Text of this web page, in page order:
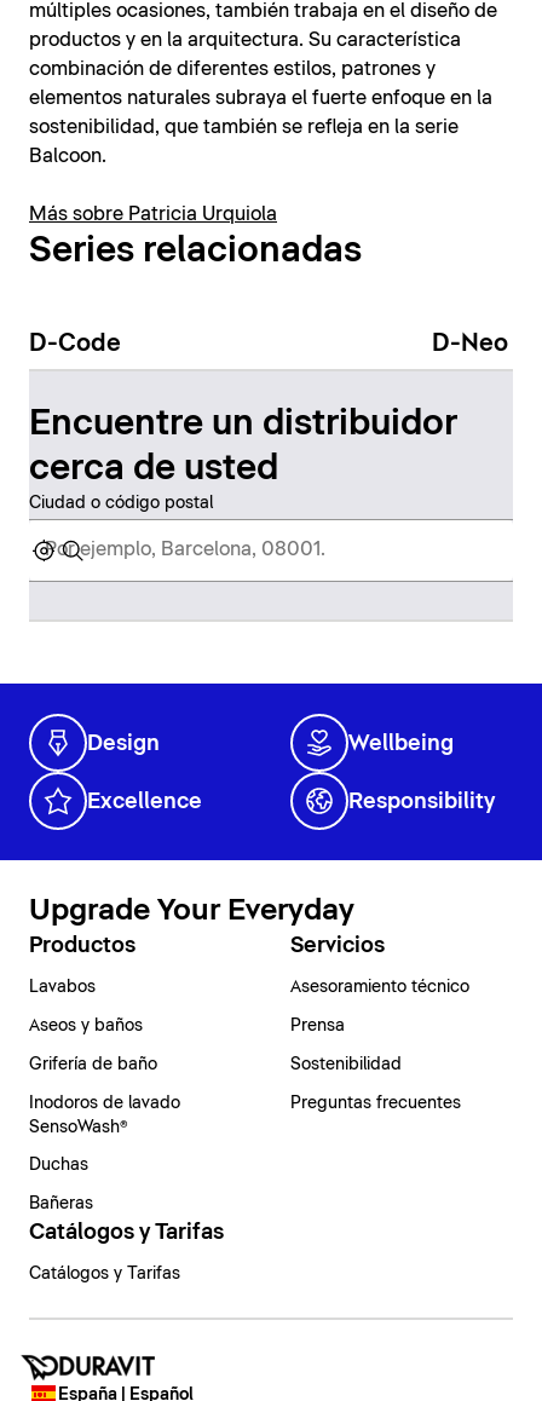
múltiples ocasiones, también trabaja en el diseño de
productos y en la arquitectura. Su característica
combinación de diferentes estilos, patrones y
elementos naturales subraya el fuerte enfoque en la
sostenibilidad, que también se refleja en la serie
Balcoon.
Más sobre Patricia Urquiola
Series relacionadas
D-Code D-Neo
Encuentre un distribuidor
cerca de usted
Ciudad o código postal
Design Wellbeing
Excellence Responsibility
Upgrade Your Everyday
Productos
Lavabos
Aseos y baños
Grifería de baño
Inodoros de lavado
SensoWash®
Duchas
Bañeras
Servicios
Asesoramiento técnico
Prensa
Sostenibilidad
Preguntas frecuentes
Catálogos y Tarifas
Catálogos y Tarifas
España | Español